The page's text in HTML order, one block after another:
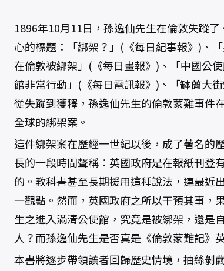
1896年10月11日，孫逸仙先生在倫敦失蹤
心的標題：「綁架？」(《每日紀事報》)、
在倫敦被綁架」(《每日畫報》)、「中國公
館非常行動」(《每日電訊報》)、「缽蘭大
從失蹤到獲釋，孫逸仙先生的倫敦蒙難事件
全球的綁架案。
這件綁架案在歷經一世紀以後，成了著名的
長的一段時間聲稱：英國政府是在報紙刊登
的。教科書甚至長期援用這種說法，連最近
一觀點。然而，英國政府之所以干預其事，
生之進入滿清公使館，究竟是被綁架，還是
人？而孫逸仙先生是否真是《倫敦蒙難記》
本書將逐步帶領讀者回歸歷史情境，抽絲剝